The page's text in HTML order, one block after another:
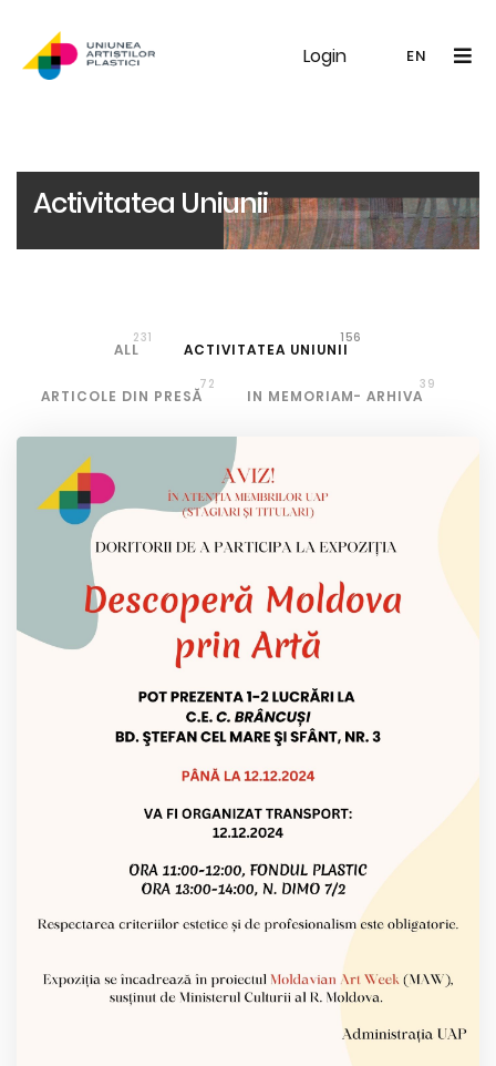
Login EN
UAP Galerie Noutăți
Activitatea Uniunii
ALL
231
ACTIVITATEA UNIUNII
156
ARTICOLE DIN PRESĂ
72
IN MEMORIAM- ARHIVA
39